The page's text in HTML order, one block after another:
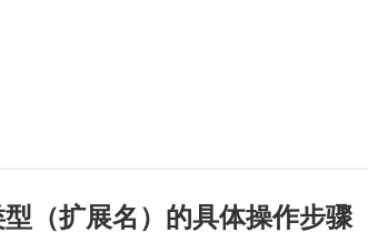
（扩展名）的具体操作步骤